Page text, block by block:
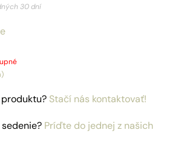
30 dní
Stačí nás kontaktovať!
Príďte do jednej z našich